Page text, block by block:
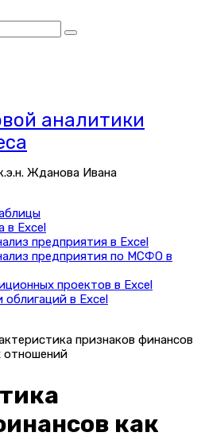
аналитики
Жданова Ивана
в Excel
предприятия в Excel
предприятия по МСФО в
проектов в Excel
облигаций в Excel
признаков финансов
отношений
как